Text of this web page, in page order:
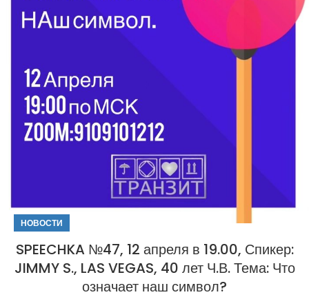
НОВОСТИ
SPEECHKA №47, 12 апреля в 19.00, Спикер:
JIMMY S., LAS VEGAS, 40 лет Ч.В. Тема: Что
означает наш символ?